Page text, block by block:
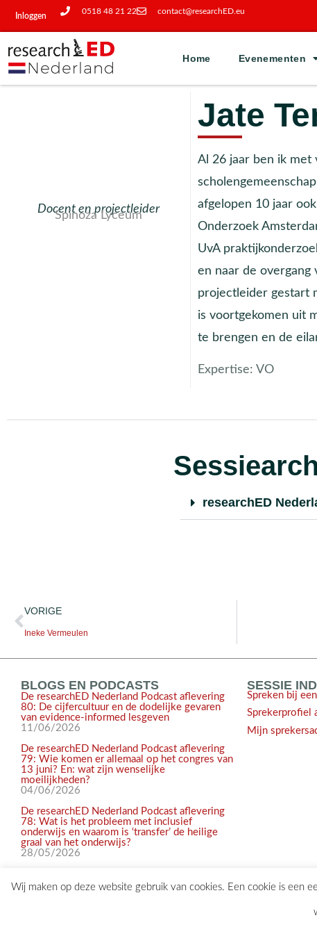
Inloggen
0518 48 21 22 contact@researchED.eu
Home Evenementen
Docent en projectleider
Spinoza Lyceum
Jate
Al 26 jaar ben ik met
afgelopen 10 jaar
Onderzoek
UvA
en naar de overgang
projectleider gestart
is voortgekomen uit
te brengen en de
Expertise: VO
researchED
VORIGE
Ineke Vermeulen
BLOGS EN PODCASTS
De researchED Nederland Podcast aflevering
80: De cijfercultuur en de dodelijke gevaren
van evidence-informed lesgeven
11/06/2026
De researchED Nederland Podcast aflevering
79: Wie komen er allemaal op het congres van
13 juni? En: wat zijn wenselijke
moeilijkheden?
04/06/2026
De researchED Nederland Podcast aflevering
78: Wat is het probleem met inclusief
onderwijs en waarom is ‘transfer’ de heilige
graal van het onderwijs?
28/05/2026
SESSIE
Spreken bij
Sprekerprofiel
Mijn
Wij maken op deze website gebruik van cookies. Een cookie is een